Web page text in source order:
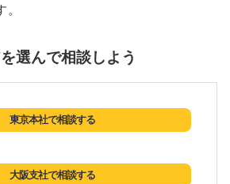
選んで相談しよう
東京本社で相談する
大阪支社で相談する